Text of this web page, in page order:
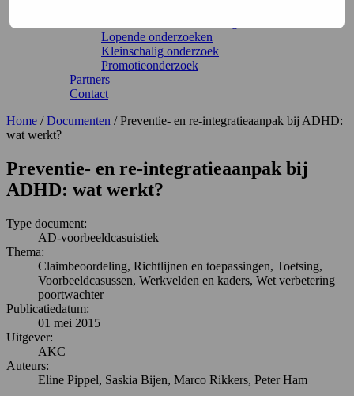
Lopende onderzoeken
Kleinschalig onderzoek
Promotieonderzoek
Partners
Contact
Home /Documenten /Preventie- en re-integratieaanpak bij ADHD:
wat werkt?
Preventie- en re-integratieaanpak bij
ADHD: wat werkt?
Type document:
AD-voorbeeldcasuistiek
Thema:
Claimbeoordeling, Richtlijnen en toepassingen, Toetsing,
Voorbeeldcasussen, Werkvelden en kaders, Wet verbetering
poortwachter
Publicatiedatum:
01 mei 2015
Uitgever:
AKC
Auteurs:
Eline Pippel, Saskia Bijen, Marco Rikkers, Peter Ham